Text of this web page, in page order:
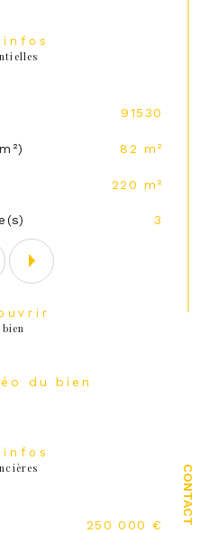
CONTACT
infos
91530
82 m²
220 m²
3
du bien
infos
250 000 €